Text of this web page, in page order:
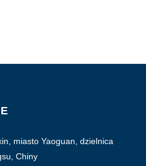
miasto Yaoguan, dzielnica
Chiny